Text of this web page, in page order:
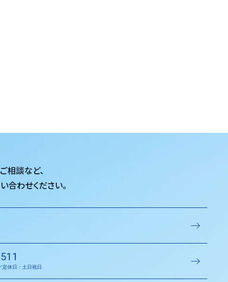
ご相談など、
合わせください。
休日：土日祝日